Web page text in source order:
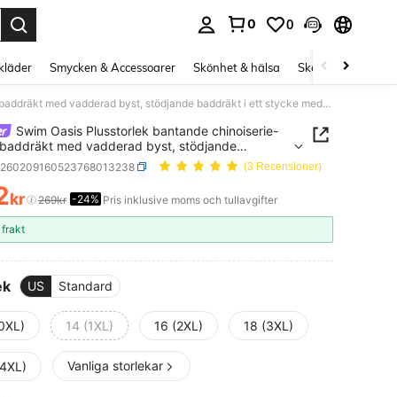
0 0
Smycken & Accessoarer Skönhet & hälsa Skor Curve
Swim Oasis Plusstorlek bantande chinoiserie-tryckt baddräkt med vadderad byst, stödjande baddräkt i ett stycke med lös strandkjol, lämplig för strand och varma källor
Swim Oasis Plusstorlek bantande chinoiserie-
med vadderad byst, stödjande
i ett stycke med lös strandkjol, lämplig för
varma källor
(3 Recensioner)
AND AVAILABILITY
kr 269kr -24% Pris inklusive moms och tullavgifter
frakt
US Standard
14 (1XL) 16 (2XL) 18 (3XL)
Vanliga storlekar